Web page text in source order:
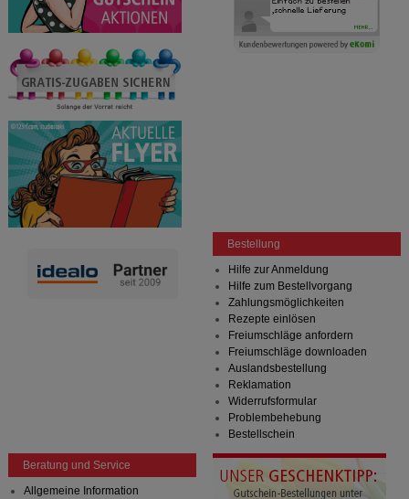
Bestellung
Hilfe zur Anmeldung
Hilfe zum Bestellvorgang
Zahlungsmöglichkeiten
Rezepte einlösen
Freiumschläge anfordern
Freiumschläge downloaden
Auslandsbestellung
Reklamation
Widerrufsformular
Problembehebung
Bestellschein
Beratung und Service
Allgemeine Information